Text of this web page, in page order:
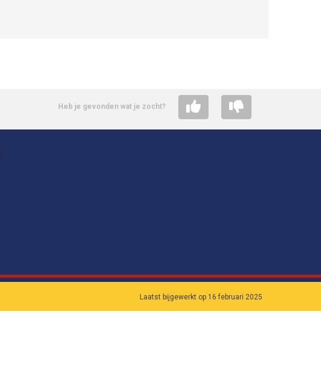
Heb je gevonden wat je zocht?
Laatst bijgewerkt op 16 februari 2025